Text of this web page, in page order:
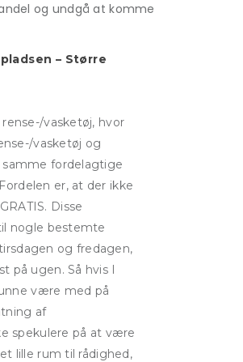
og undgå at komme
– Større
vasketøj, hvor
vasketøj og
fordelagtige
er, at der ikke
Disse
nogle bestemte
og fredagen,
på ugen. Så hvis I
være med på
af
spekulere på at være
lille rum til rådighed,